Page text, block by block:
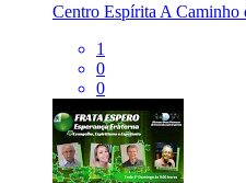
Centro Espírita A Caminho
1
0
0